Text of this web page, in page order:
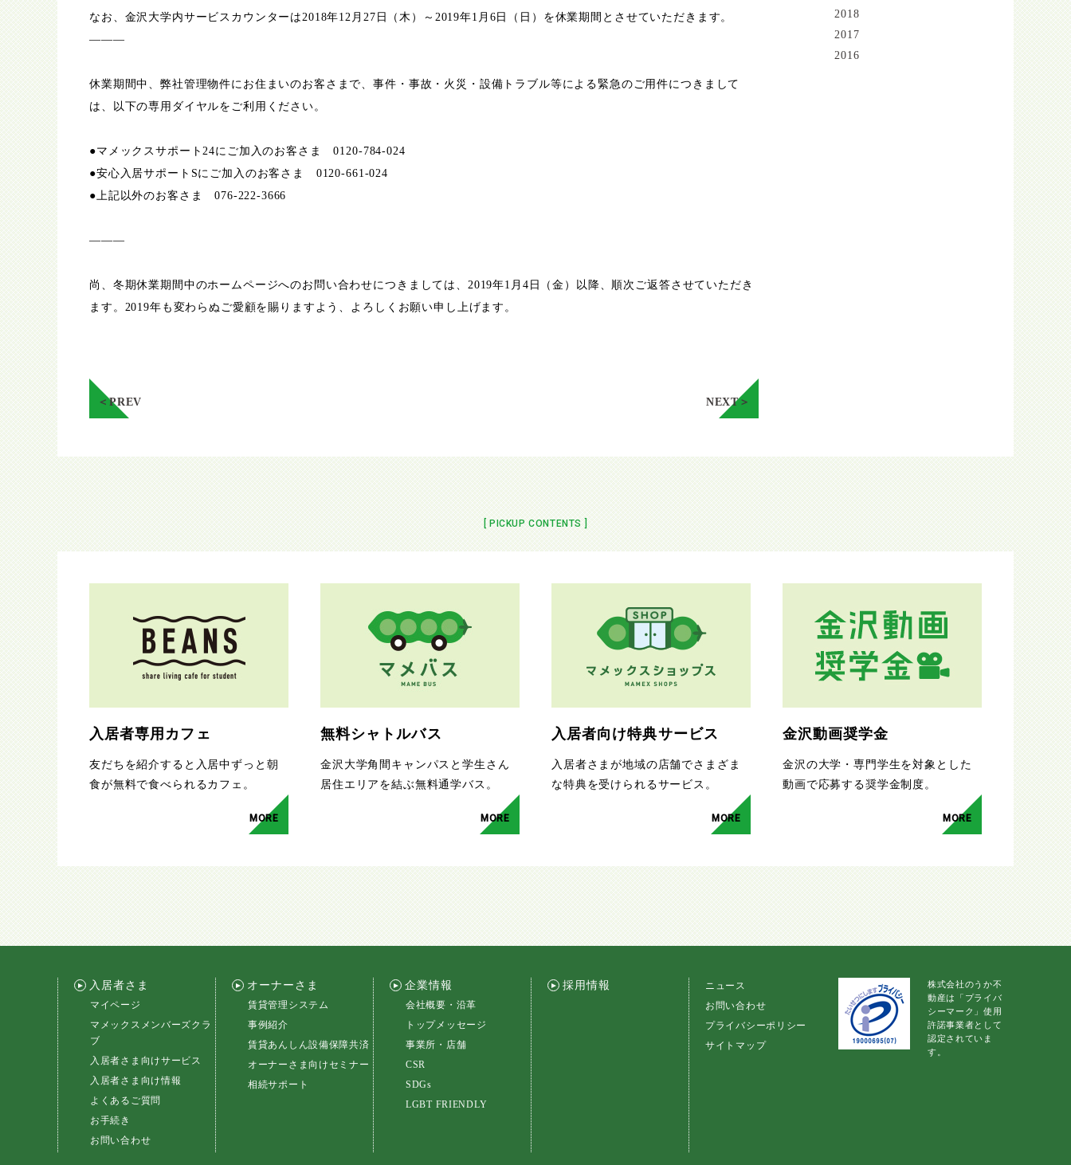
なお、金沢大学内サービスカウンターは2018年12月27日（木）～2019年1月6日（日）を休業期間とさせていただきます。
———
休業期間中、弊社管理物件にお住まいのお客さまで、事件・事故・火災・設備トラブル等による緊急のご用件につきまして
は、以下の専用ダイヤルをご利用ください。
●マメックスサポート24にご加入のお客さま 0120-784-024
●安心入居サポートSにご加入のお客さま 0120-661-024
●上記以外のお客さま 076-222-3666
———
尚、冬期休業期間中のホームページへのお問い合わせにつきましては、2019年1月4日（金）以降、順次ご返答させていただき
ます。2019年も変わらぬご愛顧を賜りますよう、よろしくお願い申し上げます。
＜PREV NEXT＞
2018
2017
2016
[ PICKUP CONTENTS ]
入居者専用カフェ
友だちを紹介すると入居中ずっと朝
食が無料で食べられるカフェ。
MORE
無料シャトルバス
金沢大学角間キャンパスと学生さん
居住エリアを結ぶ無料通学バス。
MORE
入居者向け特典サービス
入居者さまが地域の店舗でさまざま
な特典を受けられるサービス。
MORE
金沢動画奨学金
金沢の大学・専門学生を対象とした
動画で応募する奨学金制度。
MORE
入居者さま
マイページ
マメックスメンバーズクラ
ブ
入居者さま向けサービス
入居者さま向け情報
よくあるご質問
お手続き
お問い合わせ
オーナーさま
賃貸管理システム
事例紹介
賃貸あんしん設備保障共済
オーナーさま向けセミナー
相続サポート
企業情報
会社概要・沿革
トップメッセージ
事業所・店舗
CSR
SDGs
LGBT FRIENDLY
採用情報
ニュース
お問い合わせ
プライバシーポリシー
サイトマップ
株式会社のうか不
動産は「プライバ
シーマーク」使用
許諾事業者として
認定されていま
す。